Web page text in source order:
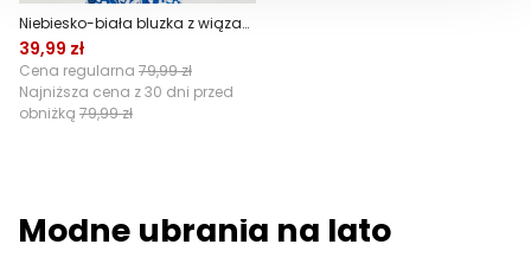
Niebiesko-biała bluzka z wiązaniem u dołu
39,99 zł
Cena regularna 79,99 zł
Najniższa cena z 30 dni przed
obniżką 79,99 zł
Modne ubrania na lato